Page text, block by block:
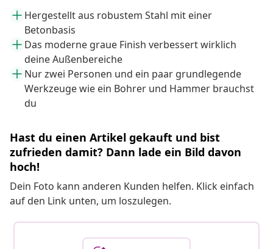
Hergestellt aus robustem Stahl mit einer
Betonbasis
Das moderne graue Finish verbessert wirklich
deine Außenbereiche
Nur zwei Personen und ein paar grundlegende
Werkzeuge wie ein Bohrer und Hammer brauchst
du
Hast du einen Artikel gekauft und bist
zufrieden damit? Dann lade ein Bild davon
hoch!
Dein Foto kann anderen Kunden helfen. Klick einfach
auf den Link unten, um loszulegen.